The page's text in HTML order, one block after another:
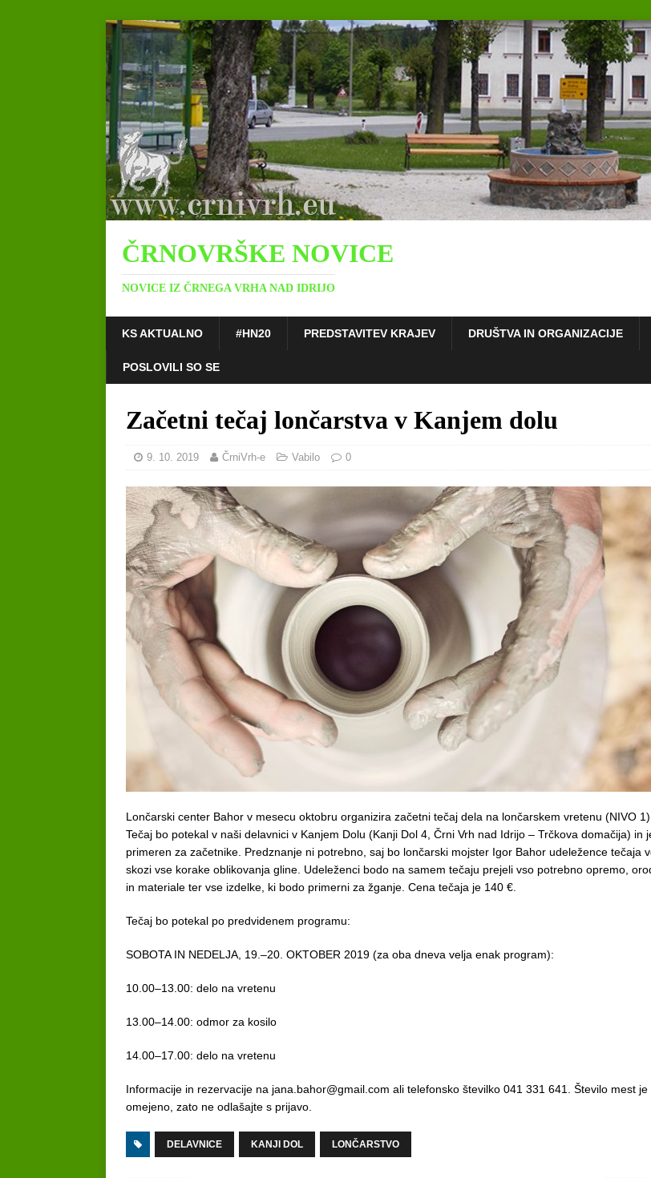
ČRNOVRŠKE NOVICE
NOVICE IZ ČRNEGA VRHA NAD IDRIJO
KS AKTUALNO #HN20 PREDSTAVITEV KRAJEV DRUŠTVA IN ORGANIZACIJE
POSLOVILI SO SE
Začetni tečaj lončarstva v Kanjem dolu
9. 10. 2019 ČrniVrh-e Vabilo 0
Lončarski center Bahor v mesecu oktobru organizira začetni tečaj dela na lončarskem vretenu (NIVO 1).
Tečaj bo potekal v naši delavnici v Kanjem Dolu (Kanji Dol 4, Črni Vrh nad Idrijo – Trčkova domačija) in
primeren za začetnike. Predznanje ni potrebno, saj bo lončarski mojster Igor Bahor udeležence tečaja
skozi vse korake oblikovanja gline. Udeleženci bodo na samem tečaju prejeli vso potrebno opremo,
in materiale ter vse izdelke, ki bodo primerni za žganje. Cena tečaja je 140 €.
Tečaj bo potekal po predvidenem programu:
SOBOTA IN NEDELJA, 19.–20. OKTOBER 2019 (za oba dneva velja enak program):
10.00–13.00: delo na vretenu
13.00–14.00: odmor za kosilo
14.00–17.00: delo na vretenu
Informacije in rezervacije na jana.bahor@gmail.com ali telefonsko številko 041 331 641. Število mest je
omejeno, zato ne odlašajte s prijavo.
DELAVNICE KANJI DOL LONČARSTVO